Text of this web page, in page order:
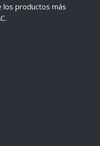
los productos más